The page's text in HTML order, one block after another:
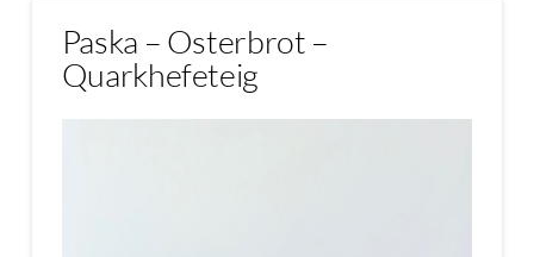
Paska – Osterbrot –
Quarkhefeteig